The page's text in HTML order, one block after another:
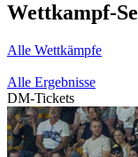
Wettkampf-
Alle Wettkämpfe
Alle Ergebnisse
DM-Tickets